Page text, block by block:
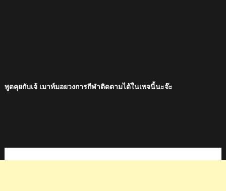
พูดคุยกับเจ้ เมาท์มอยวงการกีฬาติดตามได้ในเพจนี้นะจ๊ะ